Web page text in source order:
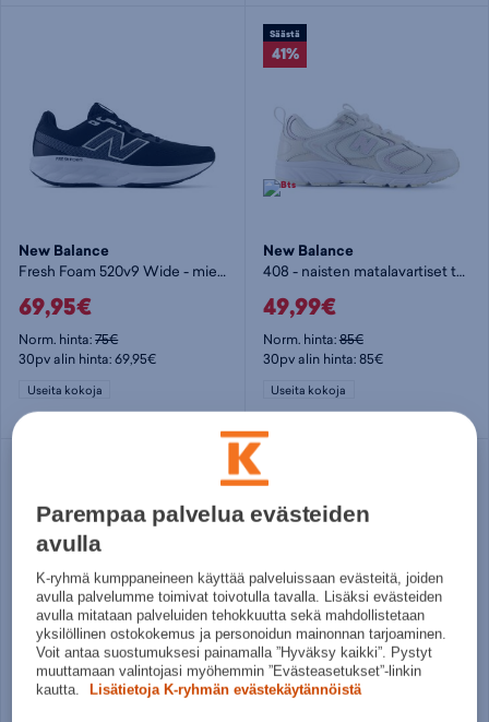
New Balance
Fresh Foam 520v9 Wide - miesten juoksukengät
69,95€
Norm. hinta:75€
30pv alin hinta: 69,95€
Useita kokoja
Säästä
41%
New Balance
408 - naisten matalavartiset tennarit
49,99€
Norm. hinta:85€
30pv alin hinta: 85€
Useita kokoja
New Balance New Balance
Parempaa palvelua evästeiden
avulla
K-ryhmä kumppaneineen käyttää palveluissaan evästeitä, joiden
avulla palvelumme toimivat toivotulla tavalla. Lisäksi evästeiden
avulla mitataan palveluiden tehokkuutta sekä mahdollistetaan
yksilöllinen ostokokemus ja personoidun mainonnan tarjoaminen.
Voit antaa suostumuksesi painamalla ”Hyväksy kaikki”. Pystyt
muuttamaan valintojasi myöhemmin ”Evästeasetukset”-linkin
kautta.
Lisätietoja K-ryhmän evästekäytännöistä